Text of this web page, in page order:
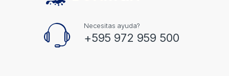
Necesitas ayuda?
+595 972 959 500